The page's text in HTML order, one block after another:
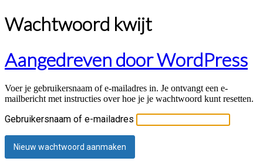
Wachtwoord kwijt
Aangedreven door WordPress
Voer je gebruikersnaam of e-mailadres in. Je ontvangt een e-
mailbericht met instructies over hoe je je wachtwoord kunt resetten.
Gebruikersnaam of e-mailadres